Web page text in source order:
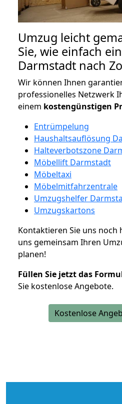
Umzug leicht
Sie, wie einfach
Darmstadt nach
Wir können Ihnen
professionelles Netzwerk
einem kostengünstigen
Entrümpelung
Haushaltsauflösung
Halteverbotszone
Möbellift Darmstadt
Möbeltaxi
Möbelmitfahrzentrale
Umzugshelfer
Umzugskartons
Kontaktieren Sie uns noch
uns gemeinsam Ihren
planen!
Füllen Sie jetzt das
Sie kostenlose Angebote.
Kostenlose